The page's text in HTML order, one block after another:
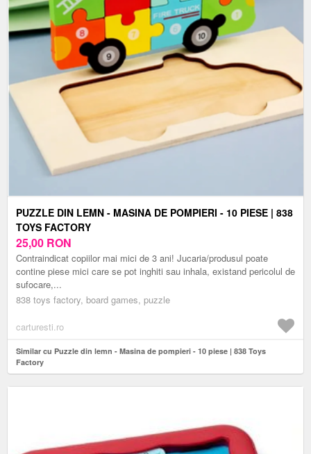
PUZZLE DIN LEMN - MASINA DE POMPIERI - 10 PIESE | 838
TOYS FACTORY
25,00 RON
Contraindicat copiilor mai mici de 3 ani! Jucaria/produsul poate
contine piese mici care se pot inghiti sau inhala, existand pericolul de
sufocare,...
838 toys factory, board games, puzzle
carturesti.ro
Similar cu Puzzle din lemn - Masina de pompieri - 10 piese | 838 Toys
Factory